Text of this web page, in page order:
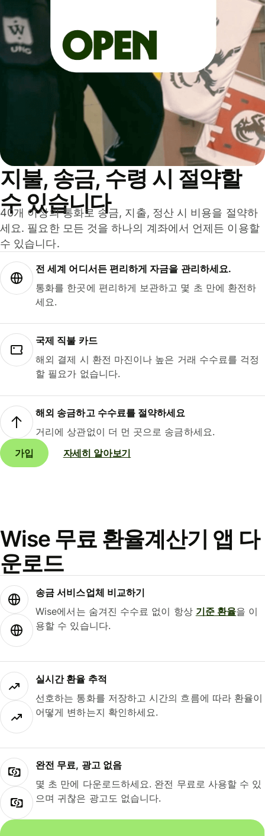
지불, 송금, 수령 시 절약할
수 있습니다
40개 이상의 통화로 송금, 지출, 정산 시 비용을 절약하
세요. 필요한 모든 것을 하나의 계좌에서 언제든 이용할
수 있습니다.
전 세계 어디서든 편리하게 자금을 관리하세요.
통화를 한곳에 편리하게 보관하고 몇 초 만에 환전하
세요.
국제 직불 카드
해외 결제 시 환전 마진이나 높은 거래 수수료를 걱정
할 필요가 없습니다.
해외 송금하고 수수료를 절약하세요
거리에 상관없이 더 먼 곳으로 송금하세요.
가입
자세히 알아보기
Wise 무료 환율계산기 앱 다
운로드
송금 서비스업체 비교하기
Wise에서는 숨겨진 수수료 없이 항상 기준 환율을 이
용할 수 있습니다.
실시간 환율 추적
선호하는 통화를 저장하고 시간의 흐름에 따라 환율이
어떻게 변하는지 확인하세요.
완전 무료, 광고 없음
몇 초 만에 다운로드하세요. 완전 무료로 사용할 수 있
으며 귀찮은 광고도 없습니다.